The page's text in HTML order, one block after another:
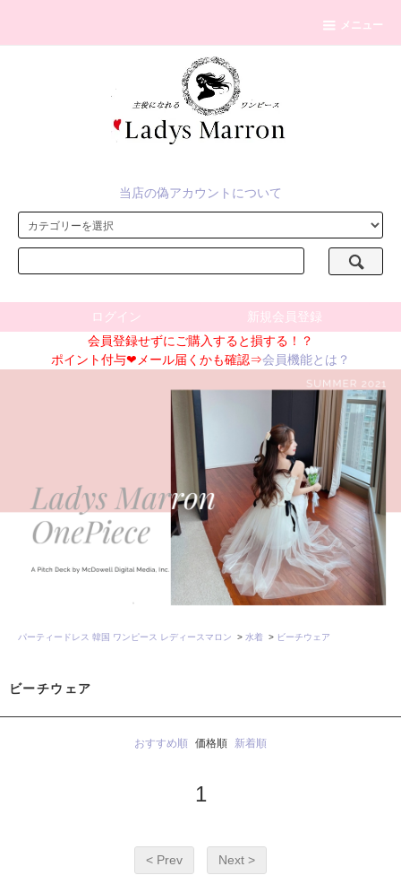
メニュー
当店の偽アカウントについて
ログイン
新規会員登録
会員登録せずにご購入すると損する！？
ポイント付与❤メール届くかも確認⇒会員機能とは？
パーティードレス 韓国 ワンピース レディースマロン > 水着 > ビーチウェア
ビーチウェア
おすすめ順 価格順 新着順
1
< Prev Next >